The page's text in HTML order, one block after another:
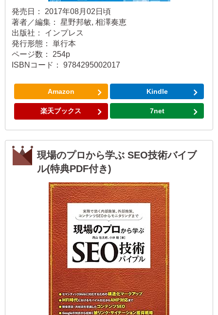
発売日： 2017年08月02日頃
著者／編集： 星野邦敏, 相澤奏恵
出版社： インプレス
発行形態： 単行本
ページ数： 254p
ISBNコード： 9784295002017
Amazon Kindle
楽天ブックス 7net
現場のプロから学ぶ SEO技術バイブ
ル(特典PDF付き)